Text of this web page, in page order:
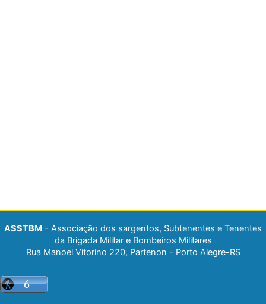
ASSTBM - Associação dos sargentos, Subtenentes e Tenentes
da Brigada Militar e Bombeiros Militares
Rua Manoel Vitorino 220, Partenon - Porto Alegre-RS